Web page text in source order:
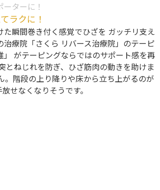
ターに！
ラクに！
瞬間巻き付く感覚でひざを ガッチリ支え
療院「さくら リバース治療院」のテーピ
がテーピングならではのサポート感を再
ねじれを防ぎ、ひざ筋肉の動きを助けま
階段の上り降りや床から立ち上がるのが
せなくなりそうです。